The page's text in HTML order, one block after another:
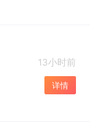
13小时前
详情